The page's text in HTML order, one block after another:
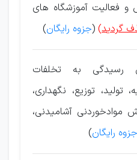
و فعالیت آموزشگاه های
گردید) (جزوه رایگان)
رسیدگی به تخلفات
تولید، توزیع، نگهداری،
آشامیدنی،
جزوه رایگان)